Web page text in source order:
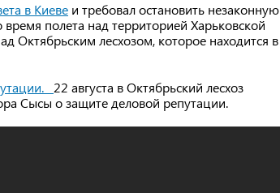
в Киеве и требовал остановить незаконную
полета над территорией Харьковской
Октябрьским лесхозом, которое находится в
22 августа в Октябрьский лесхоз
Сысы о защите деловой репутации.